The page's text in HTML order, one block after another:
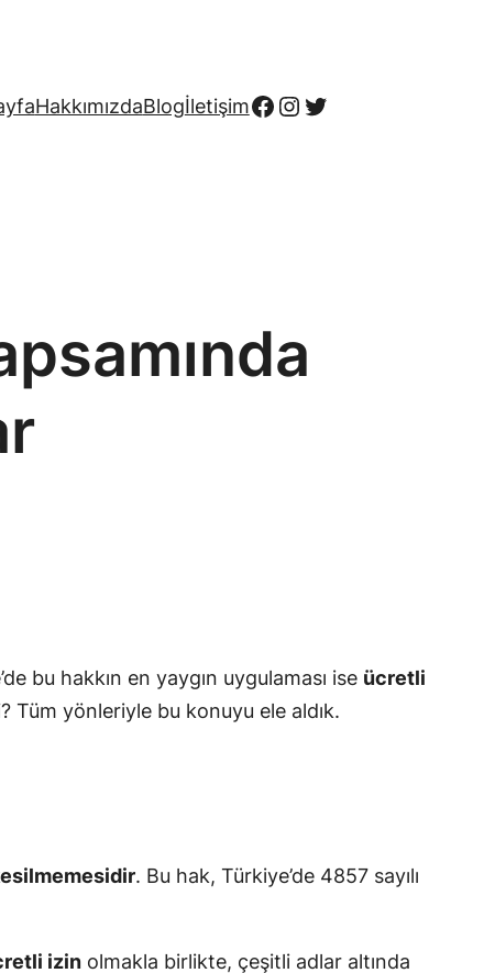
HakkımızdaBlogİletişimFacebook
Instagram
Twitter
bu hakkın en yaygın uygulaması ise ücretli
Tüm yönleriyle bu konuyu ele aldık.
. Bu hak, Türkiye’de 4857 sayılı
izinolmakla birlikte, çeşitli adlar altında